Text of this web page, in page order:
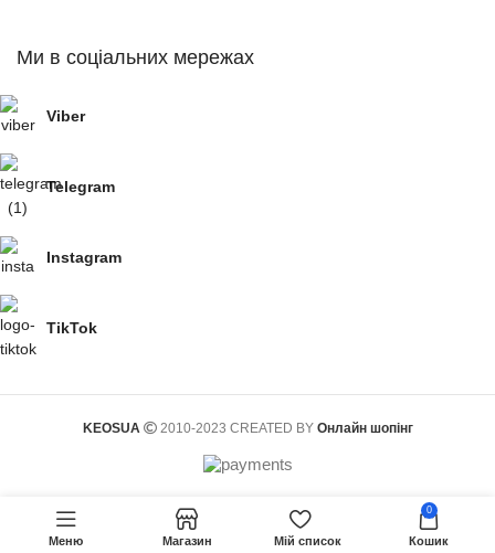
Ми в соціальних мережах
Viber
Telegram
Instagram
TikTok
KEOSUA 2010-2023 CREATED BY Онлайн шопінг
Меню Магазин Мій список
0
Кошик